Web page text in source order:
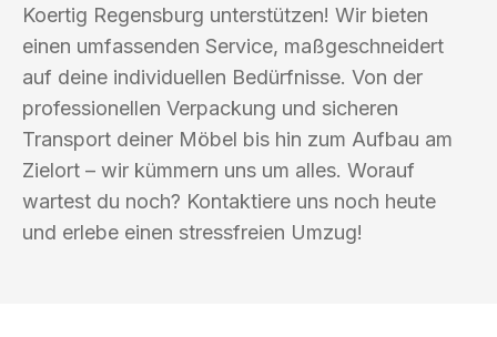
Koertig Regensburg unterstützen! Wir bieten
einen umfassenden Service, maßgeschneidert
auf deine individuellen Bedürfnisse. Von der
professionellen Verpackung und sicheren
Transport deiner Möbel bis hin zum Aufbau am
Zielort – wir kümmern uns um alles. Worauf
wartest du noch? Kontaktiere uns noch heute
und erlebe einen stressfreien Umzug!